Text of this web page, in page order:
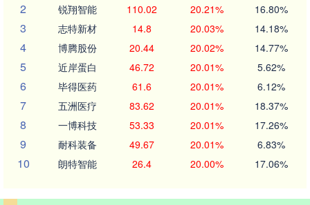
2 锐翔智能 110.02 20.21% 16.80%
3 志特新材 14.8 20.03% 14.18%
4 博腾股份 20.44 20.02% 14.77%
5 近岸蛋白 46.72 20.01% 5.62%
6 毕得医药 61.6 20.01% 6.12%
7 五洲医疗 83.62 20.01% 18.37%
8 一博科技 53.33 20.01% 17.26%
9 耐科装备 49.67 20.01% 6.83%
10 朗特智能 26.4 20.00% 17.06%